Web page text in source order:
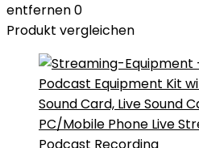
entfernen0
Produkt vergleichen